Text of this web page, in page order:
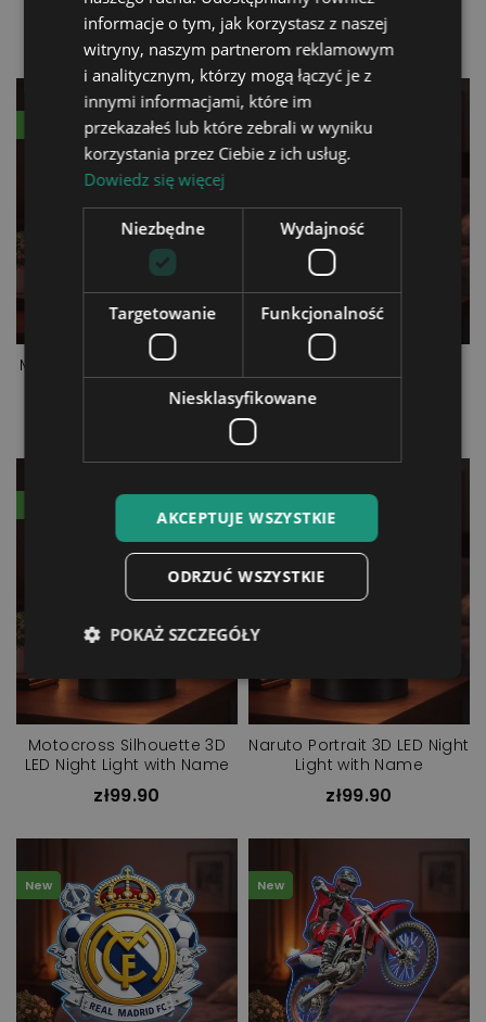
Light with Name
zł99.90
Night Light with Name
zł99.90
Motocross Rider with Child
3D LED Night Light with
New
Motocross 3D LED Night
Light with Name
Motocross Silhouette 3D
LED Night Light with Name
zł99.90
Naruto Portrait 3D LED Night
Light with Name
zł99.90
New New
informacje o tym, jak korzystasz z naszej
witryny, naszym partnerom reklamowym
i analitycznym, którzy mogą łączyć je z
innymi informacjami, które im
przekazałeś lub które zebrali w wyniku
korzystania przez Ciebie z ich usług.
Dowiedz się więcej
Niezbędne Wydajność
Targetowanie Funkcjonalność
Niesklasyfikowane
AKCEPTUJE WSZYSTKIE
ODRZUĆ WSZYSTKIE
POKAŻ SZCZEGÓŁY